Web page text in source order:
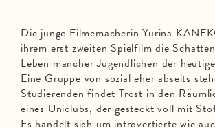
Die junge Filmemacherin Yurina
ihrem erst zweiten Spielfilm die
Leben mancher Jugendlichen der
Eine Gruppe von sozial eher abseits
Studierenden findet Trost in den
eines Uniclubs, der gesteckt voll mit
Es handelt sich um introvertierte wie